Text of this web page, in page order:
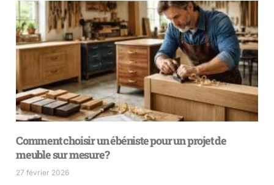
Comment choisir un ébéniste pour un projet de
meuble sur mesure?
27 février 2026